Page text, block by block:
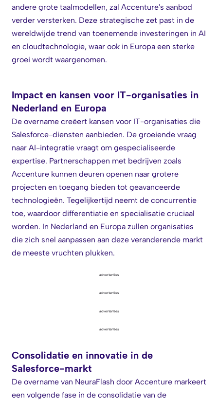
andere grote taalmodellen, zal Accenture's aanbod
verder versterken. Deze strategische zet past in de
wereldwijde trend van toenemende investeringen in AI
en cloudtechnologie, waar ook in Europa een sterke
groei wordt waargenomen.
Impact en kansen voor IT-organisaties in
Nederland en Europa
De overname creëert kansen voor IT-organisaties die
Salesforce-diensten aanbieden. De groeiende vraag
naar AI-integratie vraagt om gespecialiseerde
expertise. Partnerschappen met bedrijven zoals
Accenture kunnen deuren openen naar grotere
projecten en toegang bieden tot geavanceerde
technologieën. Tegelijkertijd neemt de concurrentie
toe, waardoor differentiatie en specialisatie cruciaal
worden. In Nederland en Europa zullen organisaties
die zich snel aanpassen aan deze veranderende markt
de meeste vruchten plukken.
advertenties
advertenties
advertenties
advertenties
Consolidatie en innovatie in de
Salesforce-markt
De overname van NeuraFlash door Accenture markeert
een volgende fase in de consolidatie van de